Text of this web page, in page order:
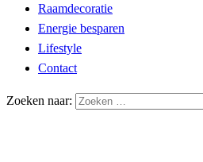
Raamdecoratie
Energie besparen
Lifestyle
Contact
Zoeken naar: